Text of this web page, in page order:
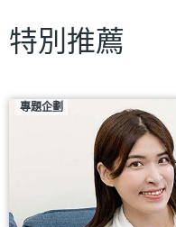
特別推薦
專題企劃